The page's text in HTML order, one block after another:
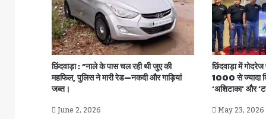
छिंदवाड़ा : “नाले के पास चल रही थी जुए की
महफिल, पुलिस ने मारी रेड—नकदी और गाड़ियां
जब्त।
June 2, 2026
छिंदवाड़ा में
1000 से ज्यादा
‘अशिटाका’ और
May 23, 2026